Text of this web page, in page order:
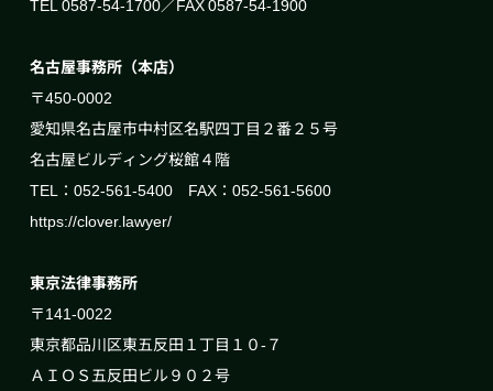
TEL 0587-54-1700／FAX 0587-54-1900
名古屋事務所（本店）
〒450-0002
愛知県名古屋市中村区名駅四丁目２番２５号
名古屋ビルディング桜館４階
TEL：052-561-5400 FAX：052-561-5600
https://clover.lawyer/
東京法律事務所
〒141-0022
東京都品川区東五反田１丁目１０-７
ＡＩＯＳ五反田ビル９０２号